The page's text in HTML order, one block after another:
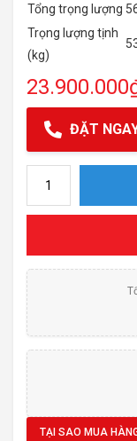
Tổng trọng lượng
Trọng lượng tịnh
(kg)
23.900.000
ĐẶT
TẠI SAO MUA